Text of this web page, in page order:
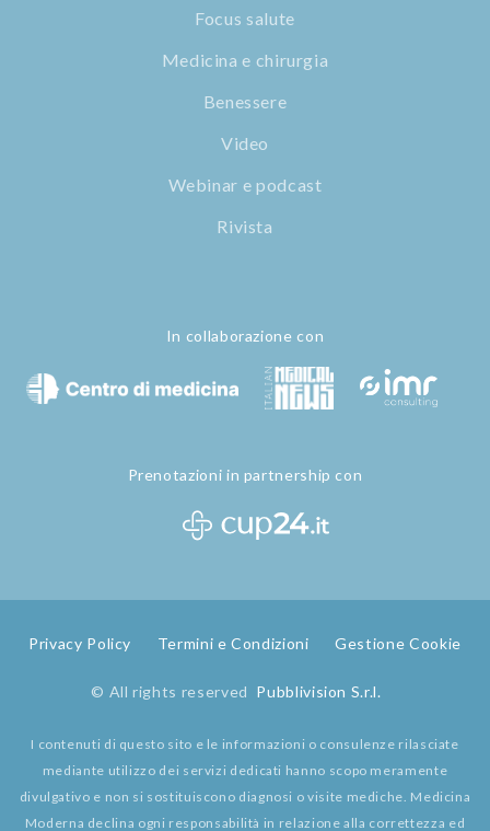
Focus salute
Medicina e chirurgia
Benessere
Video
Webinar e podcast
Rivista
In collaborazione con
Prenotazioni in partnership con
Privacy Policy Termini e Condizioni Gestione Cookie
© All rights reserved Pubblivision S.r.l.
I contenuti di questo sito e le informazioni o consulenze rilasciate
mediante utilizzo dei servizi dedicati hanno scopo meramente
divulgativo e non si sostituiscono diagnosi o visite mediche. Medicina
Moderna declina ogni responsabilità in relazione alla correttezza ed